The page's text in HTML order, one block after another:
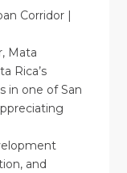
Corridor |
Mata
Rica’s
in one of San
and